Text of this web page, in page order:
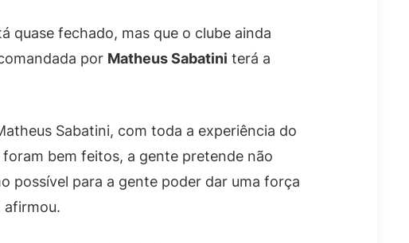
quase fechado, mas que o clube ainda
por Matheus Sabatini terá a
Sabatini, com toda a experiência do
bem feitos, a gente pretende não
possível para a gente poder dar uma força
afirmou.